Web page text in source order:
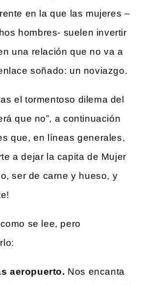
en la que las mujeres –
hombres- suelen invertir
una relación que no va a
soñado: un noviazgo.
el tormentoso dilema del
que no”, a continuación
que, en líneas generales,
a dejar la capita de Mujer
ser de carne y hueso, y
se lee, pero
aeropuerto. Nos encanta